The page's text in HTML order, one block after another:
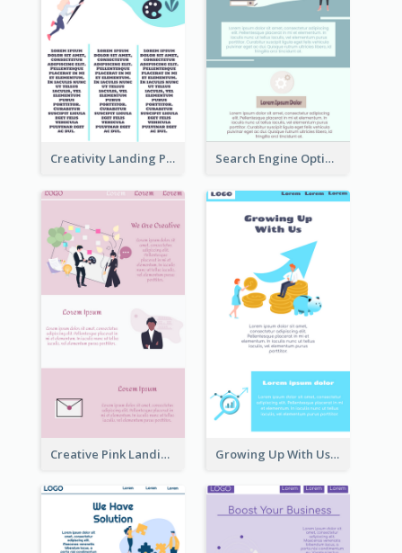
Creativity Landing Page Search Engine Optimization Blue Landing Page
Creative Pink Landing Page Growing Up With Us Landing Page